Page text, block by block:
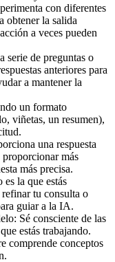
con diferentes
obtener la salida
a veces pueden
serie de preguntas o
anteriores para
a mantener la
un formato
viñetas, un resumen),
una respuesta
más
más precisa.
la que estás
refinar tu consulta o
guiar a la IA.
Sé consciente de las
estás trabajando.
comprende conceptos